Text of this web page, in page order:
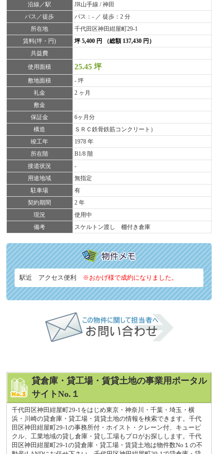
沿線／駅
JR山手線 / 神田
バス／徒歩
バス：- ／ 徒歩：2 分
所在地
千代田区神田紺屋町29-1
賃料(坪・円)
坪 5,400 円 （総額 137,430 円）
共益費
使用面積
25.45 坪
敷地面積
- 坪
礼金
2 ヶ月
敷金
保証金
6ヶ月分
構造
ＳＲＣ鉄骨鉄筋コンクリート）
竣工年
1978 年
所在階
B1/8 階
接道状況
-
用途地域
無指定
駐車場
有
契約期間
2 年
現況
使用中
備考
スケルトン渡し 棚付き倉庫
駅近 アクセス便利 ※おかげ様で成約になりました。
貸倉庫・貸工場・賃貸土地の事業用ポータル
サイトNo.１
千代田区神田紺屋町29-1をはじめ東京・神奈川・千葉・埼玉・横
浜・川崎の貸倉庫・貸工場・賃貸土地の情報を検索できます。千代
田区神田紺屋町29-1の事務所付・ホイスト・クレーン付、キュービ
クル、工業地域の貸し倉庫・貸し工場もプロがお探しします。千代
田区神田紺屋町29-1の貸倉庫・貸工場・賃貸土地は物件数No１の不